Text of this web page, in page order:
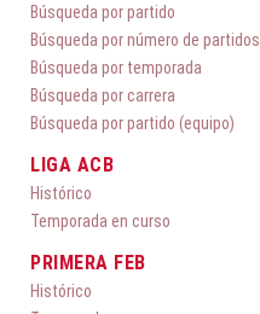
Búsqueda por partido
Búsqueda por número de partidos
Búsqueda por temporada
Búsqueda por carrera
Búsqueda por partido (equipo)
LIGA ACB
Histórico
Temporada en curso
PRIMERA FEB
Histórico